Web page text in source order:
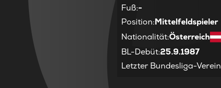
Fuß:-
Position:Mittelfeldspieler
Nationalität:Österreich
BL-Debüt:25.9.1987
Letzter Bundesliga-Verein